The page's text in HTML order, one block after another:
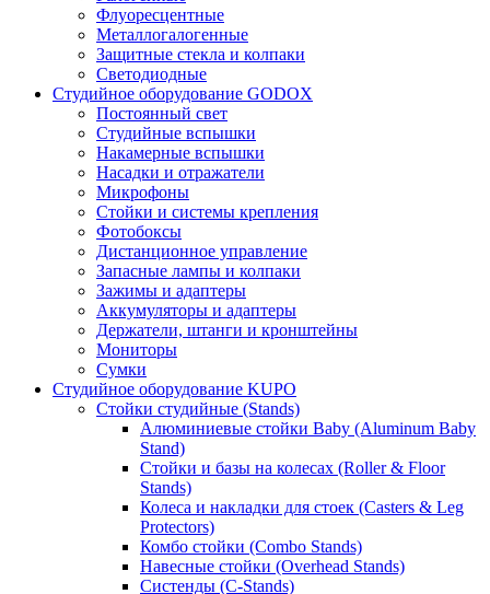
Флуоресцентные
Металлогалогенные
Защитные стекла и колпаки
Светодиодные
Студийное оборудование GODOX
Постоянный свет
Студийные вспышки
Накамерные вспышки
Насадки и отражатели
Микрофоны
Стойки и системы крепления
Фотобоксы
Дистанционное управление
Запасные лампы и колпаки
Зажимы и адаптеры
Аккумуляторы и адаптеры
Держатели, штанги и кронштейны
Мониторы
Сумки
Студийное оборудование KUPO
Стойки студийные (Stands)
Алюминиевые стойки Baby (Aluminum Baby
Stand)
Стойки и базы на колесах (Roller & Floor
Stands)
Колеса и накладки для стоек (Casters & Leg
Protectors)
Комбо стойки (Combo Stands)
Навесные стойки (Overhead Stands)
Систенды (C-Stands)